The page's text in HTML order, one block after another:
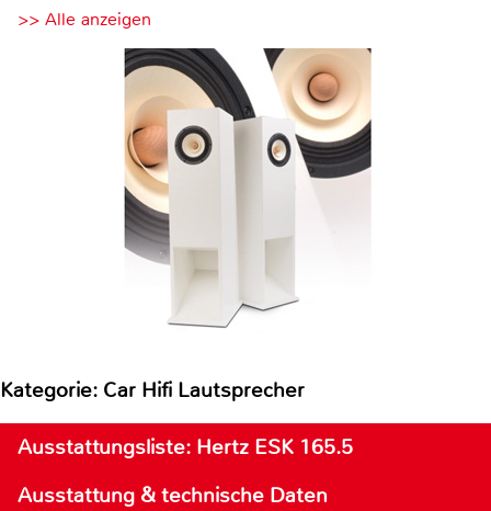
>> Alle anzeigen
Kategorie: Car Hifi Lautsprecher
Ausstattungsliste: Hertz ESK 165.5
Ausstattung & technische Daten